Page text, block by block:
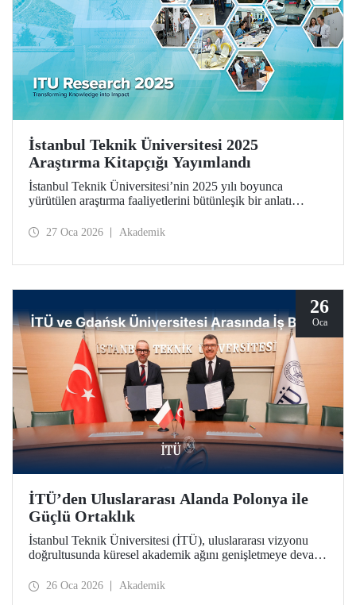
İstanbul Teknik Üniversitesi 2025
Araştırma Kitapçığı Yayımlandı
İstanbul Teknik Üniversitesi’nin 2025 yılı boyunca
yürütülen araştırma faaliyetlerini bütünleşik bir anlatı
2025 Araştırma Kitapçığı (ITU Research 2025)
sorumluluk anlayışıyla birlikte ele alıyor.
27 Oca 2026 Akademik
26
Oca
İTÜ’den Uluslararası Alanda Polonya ile
Güçlü Ortaklık
İstanbul Teknik Üniversitesi (İTÜ), uluslararası vizyonu
doğrultusunda küresel akademik ağını genişletmeye devam
Üniversitesi ile stratejik bir iş birliği protokolü imzalandı.
26 Oca 2026 Akademik